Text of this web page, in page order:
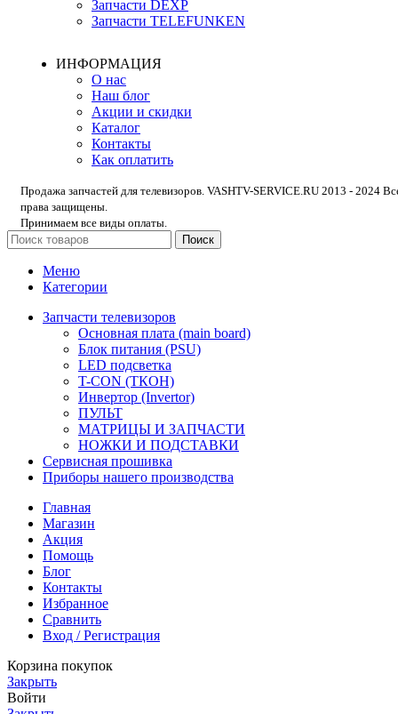
Запчасти DEXP
Запчасти TELEFUNKEN
ИНФОРМАЦИЯ
О нас
Наш блог
Акции и скидки
Каталог
Контакты
Как оплатить
Продажа запчастей для телевизоров. VASHTV-SERVICE.RU 2013 - 2024
права защищены.
Принимаем все виды оплаты.
Поиск
Меню
Категории
Запчасти телевизоров
Основная плата (main board)
Блок питания (PSU)
LED подсветка
T-CON (ТКОН)
Инвертор (Invertor)
ПУЛЬТ
МАТРИЦЫ И ЗАПЧАСТИ
НОЖКИ И ПОДСТАВКИ
Сервисная прошивка
Приборы нашего производства
Главная
Магазин
Акция
Помощь
Блог
Контакты
Избранное
Сравнить
Вход / Регистрация
Корзина покупок
Закрыть
Войти